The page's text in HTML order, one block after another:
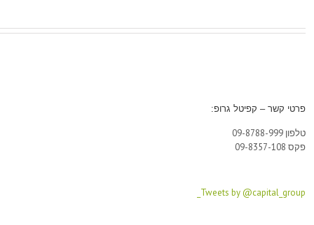
פרטי קשר – קפיטל גרופ:
טלפון 09-8788-999
פקס 09-8357-108
Tweets by @capital_group_